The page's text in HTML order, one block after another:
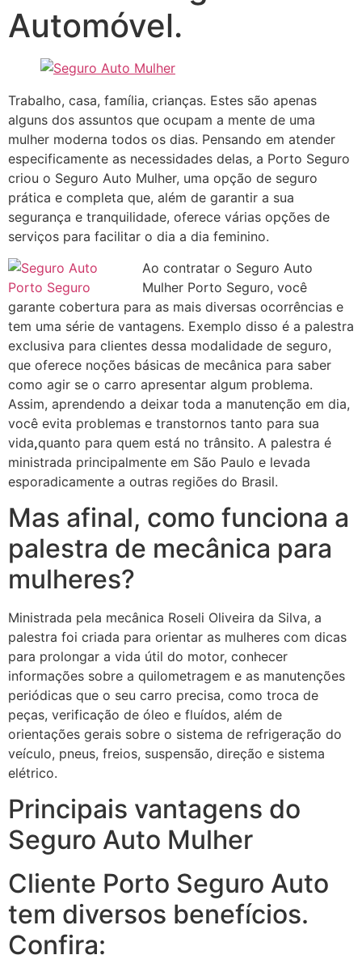
Automóvel.
Trabalho, casa, família, crianças. Estes são apenas
alguns dos assuntos que ocupam a mente de uma
mulher moderna todos os dias. Pensando em atender
especificamente as necessidades delas, a Porto Seguro
criou o Seguro Auto Mulher, uma opção de seguro
prática e completa que, além de garantir a sua
segurança e tranquilidade, oferece várias opções de
serviços para facilitar o dia a dia feminino.
Ao contratar o Seguro Auto
Mulher Porto Seguro, você
garante cobertura para as mais diversas ocorrências e
tem uma série de vantagens. Exemplo disso é a palestra
exclusiva para clientes dessa modalidade de seguro,
que oferece noções básicas de mecânica para saber
como agir se o carro apresentar algum problema.
Assim, aprendendo a deixar toda a manutenção em dia,
você evita problemas e transtornos tanto para sua
vida,quanto para quem está no trânsito. A palestra é
ministrada principalmente em São Paulo e levada
esporadicamente a outras regiões do Brasil.
Mas afinal, como funciona a
palestra de mecânica para
mulheres?
Ministrada pela mecânica Roseli Oliveira da Silva, a
palestra foi criada para orientar as mulheres com dicas
para prolongar a vida útil do motor, conhecer
informações sobre a quilometragem e as manutenções
periódicas que o seu carro precisa, como troca de
peças, verificação de óleo e fluídos, além de
orientações gerais sobre o sistema de refrigeração do
veículo, pneus, freios, suspensão, direção e sistema
elétrico.
Principais vantagens do
Seguro Auto Mulher
Cliente Porto Seguro Auto
tem diversos benefícios.
Confira: